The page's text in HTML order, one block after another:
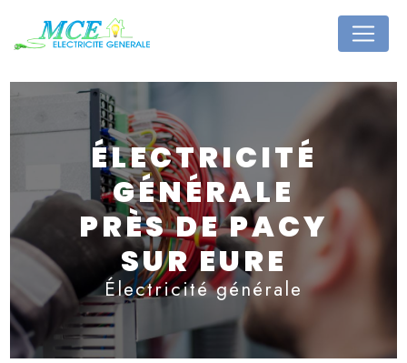
ÉLECTRICITÉ
GÉNÉRALE
PRÈS DE PACY
SUR EURE
Électricité générale